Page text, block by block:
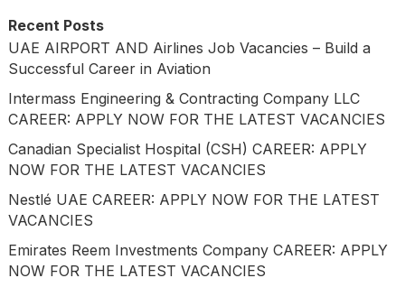
Recent Posts
UAE AIRPORT AND Airlines Job Vacancies – Build a
Successful Career in Aviation
Intermass Engineering & Contracting Company LLC
CAREER: APPLY NOW FOR THE LATEST VACANCIES
Canadian Specialist Hospital (CSH) CAREER: APPLY
NOW FOR THE LATEST VACANCIES
Nestlé UAE CAREER: APPLY NOW FOR THE LATEST
VACANCIES
Emirates Reem Investments Company CAREER: APPLY
NOW FOR THE LATEST VACANCIES